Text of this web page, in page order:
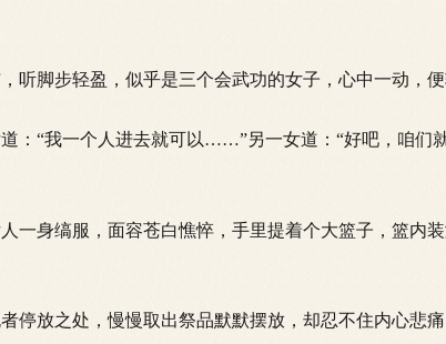
脚步轻盈，似乎是三个会武功的女子，心中一动，便
“我一个人进去就可以……”另一女道：“好吧，咱们
身缟服，面容苍白憔悴，手里提着个大篮子，篮内
放之处，慢慢取出祭品默默摆放，却忍不住内心悲